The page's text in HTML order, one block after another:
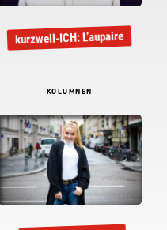
kurzweil-ICH: L’aupaire
KOLUMNEN